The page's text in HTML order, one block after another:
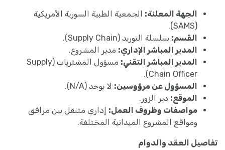
الجهة المعلنة: الجمعية الطبية السورية الأمريكية
(SAMS).
القسم: سلسلة التوريد (Supply Chain).
المدير المباشر الإداري: مدير المشروع.
المدير المباشر التقني:
مسؤول المشتريات (Supply
Chain Officer).
المسؤول عن مرؤوسين: لا يوجد (N/A).
الموقع: دير الزور.
مواصفات وظروف العمل: إداري متنقل بين مرافق
ومواقع المشروع الميدانية المختلفة.
تفاصيل العقد والدوام